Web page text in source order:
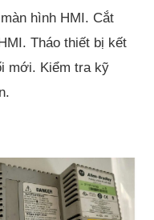
hình HMI. Cắt
Tháo thiết bị kết
mới. Kiểm tra kỹ